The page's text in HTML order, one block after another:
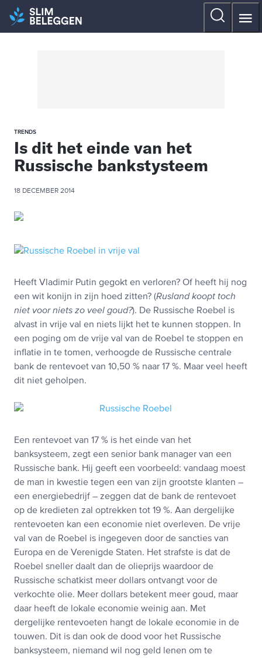
TRENDS
Is dit het einde van het
Russische bankstysteem
18 DECEMBER 2014
Heeft Vladimir Putin gegokt en verloren? Of heeft hij nog
een wit konijn in zijn hoed zitten? (Rusland koopt toch
niet voor niets zo veel goud?). De Russische Roebel is
alvast in vrije val en niets lijkt het te kunnen stoppen. In
een poging om de vrije val van de Roebel te stoppen en
inflatie in te tomen, verhoogde de Russische centrale
bank de rentevoet van 10,50 % naar 17 %. Maar veel heeft
dit niet geholpen.
Een rentevoet van 17 % is het einde van het
banksysteem, zegt een senior bank manager van een
Russische bank. Hij geeft een voorbeeld: vandaag moest
de man in kwestie tegen een van zijn grootste klanten –
een energiebedrijf – zeggen dat de bank de rentevoet
op de kredieten zal optrekken tot 19 %. Aan dergelijke
rentevoeten kan een economie niet overleven. De vrije
val van de Roebel is ingegeven door de sancties van
Europa en de Verenigde Staten. Het strafste is dat de
Roebel sneller daalt dan de olieprijs waardoor de
Russische schatkist meer dollars ontvangt voor de
verkochte olie. Meer dollars betekent meer goud, maar
daar heeft de lokale economie weinig aan. Met
dergelijke rentevoeten hangt de lokale economie in de
touwen. Dit is dan ook de dood voor het Russische
banksysteem, niemand wil nog geld lenen om te